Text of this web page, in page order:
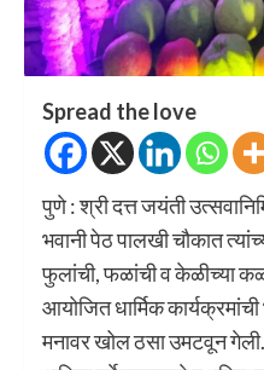
Spread the love
पुणे : श्री दत्त जयंती
भवानी पेठ पालखी चौकात
फुलांची, फळांची व केळीच्या
आयोजित धार्मिक कार्यक्रमांची
मनावर खोल ठसा उमटवून